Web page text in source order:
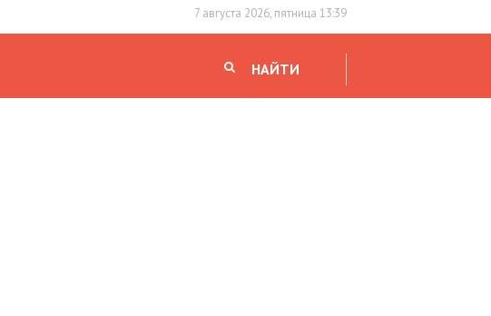
7 августа 2026, пятница 13:39
НАЙТИ